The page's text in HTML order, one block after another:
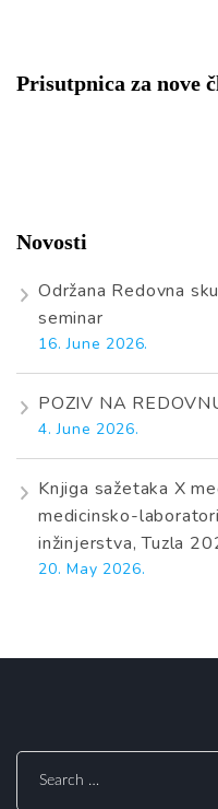
Prisutpnica za nove
Novosti
Održana Redovna
seminar
16. June 2026.
POZIV NA
4. June 2026.
Knjiga sažetaka X
medicinsko-
inžinjerstva, Tuzla
20. May 2026.
Search